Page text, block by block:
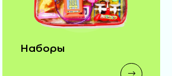
Наборы